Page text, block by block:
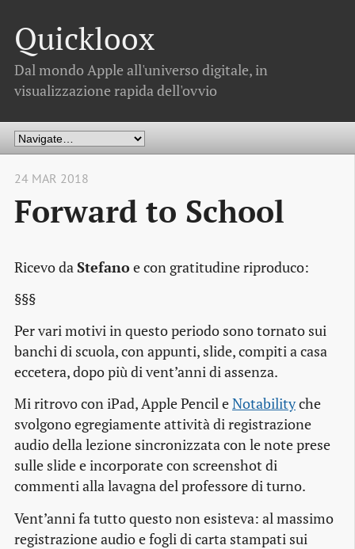
Quickloox
Dal mondo Apple all'universo digitale, in
visualizzazione rapida dell'ovvio
24 MAR 2018
Forward to School
Ricevo daStefanoe con gratitudine riproduco:
§§§
Per vari motivi in questo periodo sono tornato sui
banchi di scuola, con appunti, slide, compiti a casa
eccetera, dopo più di vent’anni di assenza.
Mi ritrovo con iPad, Apple Pencil eNotabilityche
svolgono egregiamente attività di registrazione
audio della lezione sincronizzata con le note prese
sulle slide e incorporate con screenshot di
commenti alla lavagna del professore di turno.
Vent’anni fa tutto questo non esisteva: al massimo
registrazione audio e fogli di carta stampati sui